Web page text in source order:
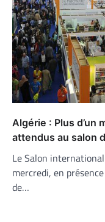
Algérie : Plus d’un
attendus au salon
Le Salon
mercredi, en
de…